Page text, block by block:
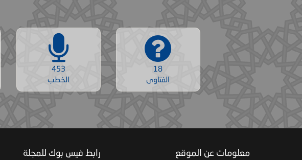
18
الفتاوى
453
الخطب
معلومات عن الموقع رابط فيس بوك للمجلة